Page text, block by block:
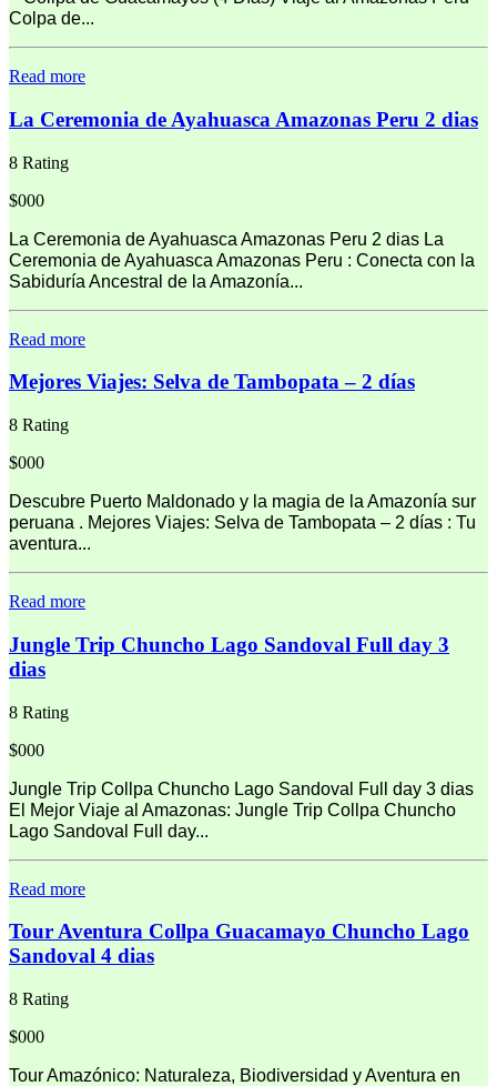
Colpa de...
Read more
La Ceremonia de Ayahuasca Amazonas Peru 2 dias
8 Rating
$000
La Ceremonia de Ayahuasca Amazonas Peru 2 dias La
Ceremonia de Ayahuasca Amazonas Peru : Conecta con la
Sabiduría Ancestral de la Amazonía...
Read more
Mejores Viajes: Selva de Tambopata – 2 días
8 Rating
$000
Descubre Puerto Maldonado y la magia de la Amazonía sur
peruana . Mejores Viajes: Selva de Tambopata – 2 días : Tu
aventura...
Read more
Jungle Trip Chuncho Lago Sandoval Full day 3
dias
8 Rating
$000
Jungle Trip Collpa Chuncho Lago Sandoval Full day 3 dias
El Mejor Viaje al Amazonas: Jungle Trip Collpa Chuncho
Lago Sandoval Full day...
Read more
Tour Aventura Collpa Guacamayo Chuncho Lago
Sandoval 4 dias
8 Rating
$000
Tour Amazónico: Naturaleza, Biodiversidad y Aventura en